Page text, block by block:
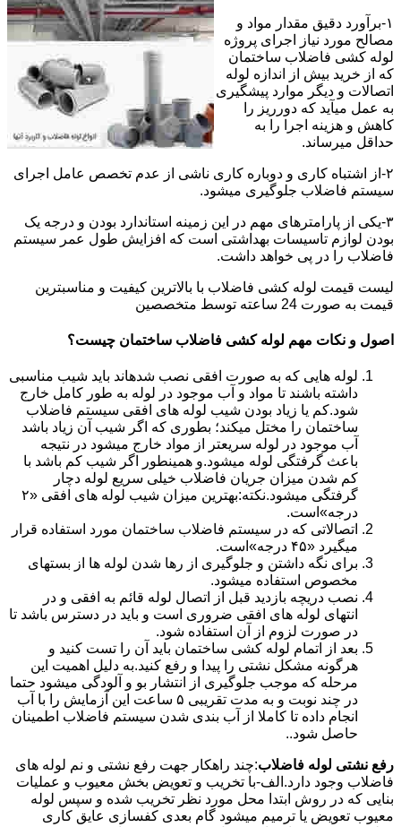
۱-برآورد دقیق مقدار مواد و
مصالح مورد نیاز اجرای پروژه
لوله کشی فاضلاب ساختمان
که از خرید بیش از اندازه لوله
اتصالات و دیگر موارد پیشگیری
به عمل میآید که دورریز را
کاهش و هزینه اجرا را به
حداقل میرساند.
۲-از اشتباه کاری و دوباره کاری ناشی از عدم تخصص عامل اجرای
سیستم فاضلاب جلوگیری میشود.
۳-یکی از پارامترهای مهم در این زمینه استاندارد بودن و درجه یک
بودن لوازم تاسیسات بهداشتی است که افزایش طول عمر سیستم
فاضلاب را در پی خواهد داشت.
لیست قیمت لوله کشی فاضلاب با بالاترین کیفیت و مناسبترین
قیمت به صورت 24 ساعته توسط متخصصین
اصول و نکات مهم لوله کشی فاضلاب ساختمان چیست؟
لوله هایی که به صورت افقی نصب شدهاند باید شیب مناسبی
داشته باشند تا مواد و آب موجود در لوله به طور کامل خارج
شود.کم یا زیاد بودن شیب لوله های افقی سیستم فاضلاب
ساختمان را مختل میکند؛ بطوری که اگر شیب آن زیاد باشد
آب موجود در لوله سریعتر از مواد خارج میشود در نتیجه
باعث گرفتگی لوله میشود.و همینطور اگر شیب کم باشد با
کم شدن میزان جریان فاضلاب خیلی سریع لوله دچار
گرفتگی میشود.نکته:بهترین میزان شیب لوله های افقی «۲
درجه»است.
اتصالاتی که در سیستم فاضلاب ساختمان مورد استفاده قرار
میگیرد «۴۵ درجه»است.
برای نگه داشتن و جلوگیری از رها شدن لوله ها از بستهای
مخصوص استفاده میشود.
نصب دریچه بازدید قبل از اتصال لوله قائم به افقی و در
انتهای لوله های افقی ضروری است و باید در دسترس باشد تا
در صورت لزوم از آن استفاده شود.
بعد از اتمام لوله کشی ساختمان باید آن را تست کنید و
هرگونه مشکل نشتی را پیدا و رفع کنید.به دلیل اهمیت این
مرحله که موجب جلوگیری از انتشار بو و آلودگی میشود حتما
در چند نوبت و به مدت تقریبی ۵ ساعت این آزمایش را با آب
انجام داده تا کاملا از آب بندی شدن سیستم فاضلاب اطمینان
حاصل شود..
رفع نشتی لوله فاضلاب:چند راهکار جهت رفع نشتی و نم لوله های
فاضلاب وجود دارد.الف-با تخریب و تعویض بخش معیوب و عملیات
بنایی که در روش ابتدا محل مورد نظر تخریب شده و سپس لوله
معیوب تعویض یا ترمیم میشود گام بعدی کفسازی عایق کاری